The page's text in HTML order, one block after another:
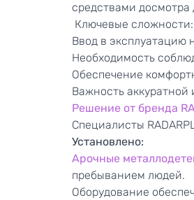
средствами
Ключевые сложности:
Ввод в эксплуатацию
Необходимость
Обеспечение
Важность аккуратной
Решение от бренда
Специалисты
Установлено:
Арочные
пребыванием людей.
Оборудование